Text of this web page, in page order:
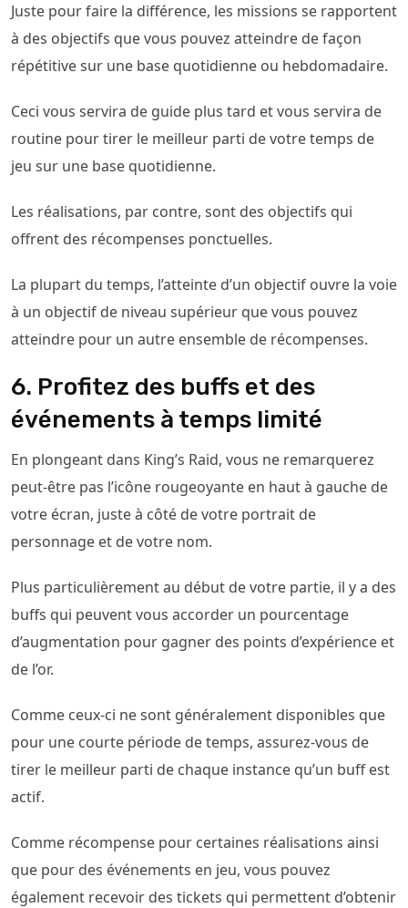
Juste pour faire la différence, les missions se rapportent
à des objectifs que vous pouvez atteindre de façon
répétitive sur une base quotidienne ou hebdomadaire.
Ceci vous servira de guide plus tard et vous servira de
routine pour tirer le meilleur parti de votre temps de
jeu sur une base quotidienne.
Les réalisations, par contre, sont des objectifs qui
offrent des récompenses ponctuelles.
La plupart du temps, l’atteinte d’un objectif ouvre la voie
à un objectif de niveau supérieur que vous pouvez
atteindre pour un autre ensemble de récompenses.
6. Profitez des buffs et des
événements à temps limité
En plongeant dans King’s Raid, vous ne remarquerez
peut-être pas l’icône rougeoyante en haut à gauche de
votre écran, juste à côté de votre portrait de
personnage et de votre nom.
Plus particulièrement au début de votre partie, il y a des
buffs qui peuvent vous accorder un pourcentage
d’augmentation pour gagner des points d’expérience et
de l’or.
Comme ceux-ci ne sont généralement disponibles que
pour une courte période de temps, assurez-vous de
tirer le meilleur parti de chaque instance qu’un buff est
actif.
Comme récompense pour certaines réalisations ainsi
que pour des événements en jeu, vous pouvez
également recevoir des tickets qui permettent d’obtenir